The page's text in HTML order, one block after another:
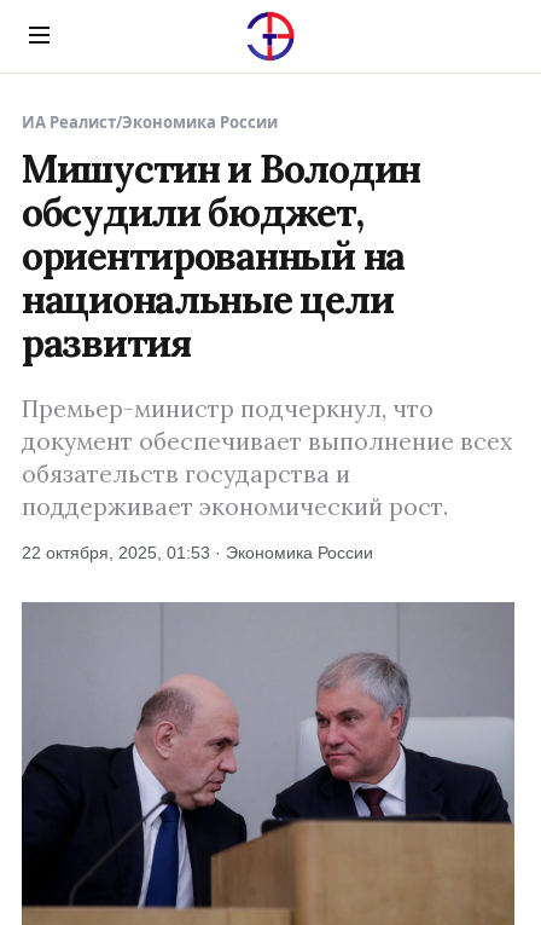
Menu
ИА Реалист/Экономика России
Мишустин и Володин
обсудили бюджет,
ориентированный на
национальные цели
развития
Премьер-министр подчеркнул, что
документ обеспечивает выполнение всех
обязательств государства и
поддерживает экономический рост.
22 октября, 2025, 01:53 · Экономика России